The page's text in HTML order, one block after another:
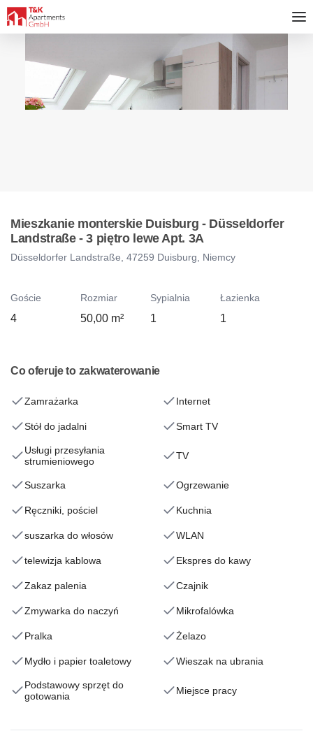
Mieszkanie monterskie Duisburg - Düsseldorfer
Landstraße - 3 piętro lewe Apt. 3A
Düsseldorfer Landstraße, 47259 Duisburg, Niemcy
Goście
4
Rozmiar
50,00 m²
Sypialnia
1
Łazienka
1
Co oferuje to zakwaterowanie
Zamrażarka Internet
Stół do jadalni Smart TV
Usługi przesyłania
strumieniowego
TV
Suszarka Ogrzewanie
Ręczniki, pościel Kuchnia
suszarka do włosów WLAN
telewizja kablowa Ekspres do kawy
Zakaz palenia Czajnik
Zmywarka do naczyń Mikrofalówka
Pralka Żelazo
Mydło i papier toaletowy Wieszak na ubrania
Podstawowy sprzęt do
gotowania
Miejsce pracy